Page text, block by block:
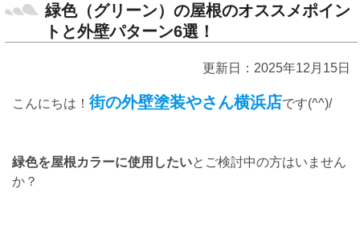
緑色（グリーン）の屋根のオススメポイン
トと外壁パターン6選！
更新日：2025年12月15日
こんにちは！ 街の外壁塗装やさん横浜店です(^^)/
緑色を屋根カラーに使用したいとご検討中の方はいません
か？